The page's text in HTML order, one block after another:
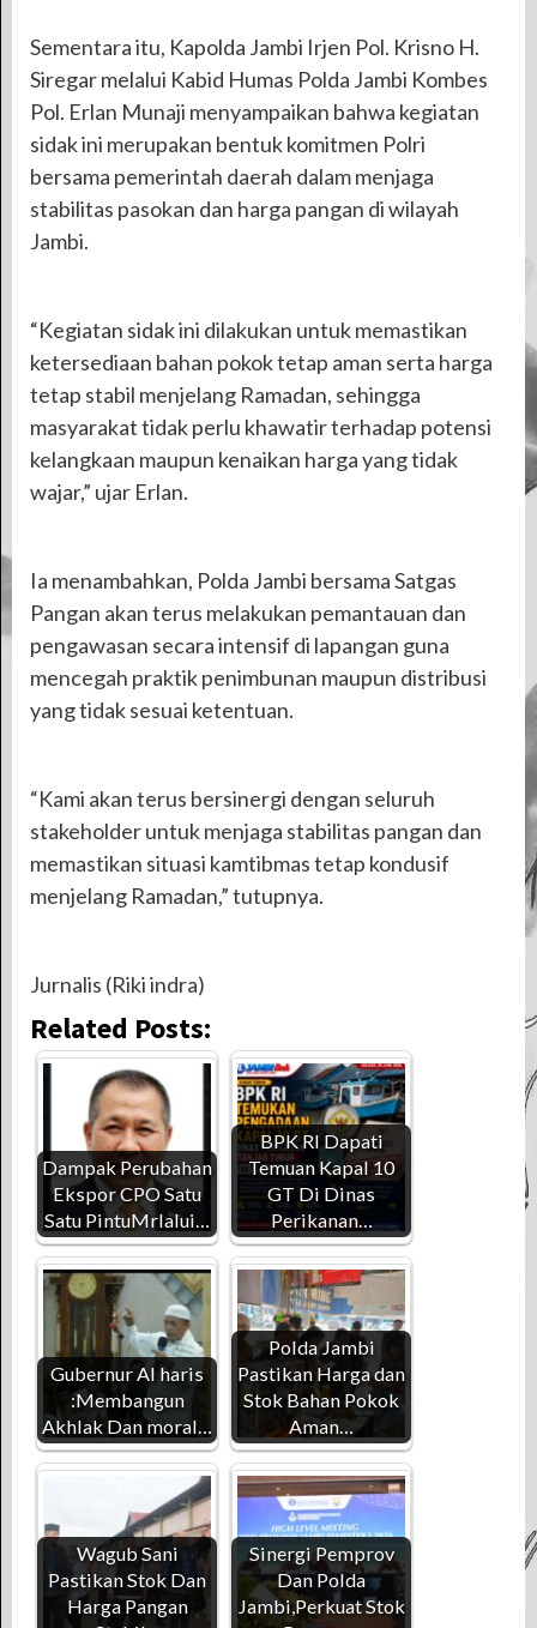
Sementara itu, Kapolda Jambi Irjen Pol. Krisno H.
Siregar melalui Kabid Humas Polda Jambi Kombes
Pol. Erlan Munaji menyampaikan bahwa kegiatan
sidak ini merupakan bentuk komitmen Polri
bersama pemerintah daerah dalam menjaga
stabilitas pasokan dan harga pangan di wilayah
Jambi.
“Kegiatan sidak ini dilakukan untuk memastikan
ketersediaan bahan pokok tetap aman serta harga
tetap stabil menjelang Ramadan, sehingga
masyarakat tidak perlu khawatir terhadap potensi
kelangkaan maupun kenaikan harga yang tidak
wajar,” ujar Erlan.
Ia menambahkan, Polda Jambi bersama Satgas
Pangan akan terus melakukan pemantauan dan
pengawasan secara intensif di lapangan guna
mencegah praktik penimbunan maupun distribusi
yang tidak sesuai ketentuan.
“Kami akan terus bersinergi dengan seluruh
stakeholder untuk menjaga stabilitas pangan dan
memastikan situasi kamtibmas tetap kondusif
menjelang Ramadan,” tutupnya.
Jurnalis (Riki indra)
Related Posts:
Dampak Perubahan
Ekspor CPO Satu
Satu PintuMrlalui…
BPK RI Dapati
Temuan Kapal 10
GT Di Dinas
Perikanan…
Gubernur Al haris
:Membangun
Akhlak Dan moral…
Polda Jambi
Pastikan Harga dan
Stok Bahan Pokok
Aman…
Wagub Sani
Pastikan Stok Dan
Harga Pangan
Sinergi Pemprov
Dan Polda
Jambi,Perkuat Stok